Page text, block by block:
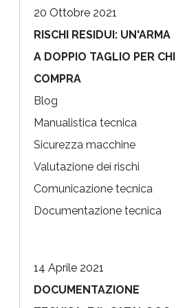
20 Ottobre 2021
RISCHI RESIDUI: UN'ARMA
A DOPPIO TAGLIO PER CHI
COMPRA
Blog
Manualistica tecnica
Sicurezza macchine
Valutazione dei rischi
Comunicazione tecnica
Documentazione tecnica
14 Aprile 2021
DOCUMENTAZIONE